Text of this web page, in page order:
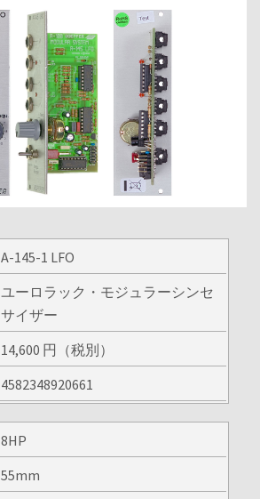
A-145-1 LFO
ユーロラック・モジュラーシンセ
サイザー
14,600 円（税別）
4582348920661
8HP
55mm